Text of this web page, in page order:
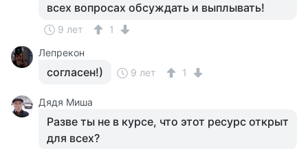
всех вопросах обсуждать и выплывать!
9 лет
1
Лепрекон
согласен!) 9 лет 1
Дядя Миша
Разве ты не в курсе, что этот ресурс открыт
для всех?